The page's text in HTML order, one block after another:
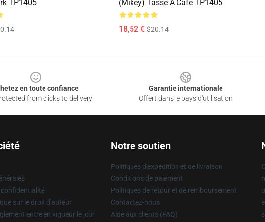
TP1405
(Mikey) Tasse À Café TP1405
18,52 € $20.14
en toute confiance
from clicks to delivery
Garantie internationale
Offert dans le pays d'utilisation
confidentialité
sur le droit d'auteur
entre en vigueur le jour
Notre soutien
Politiques d'expédition et de livraison
Conditions de paiement
Politiques de retour et de remboursement
Contactez-nous
Aide aux clients (FAQ)